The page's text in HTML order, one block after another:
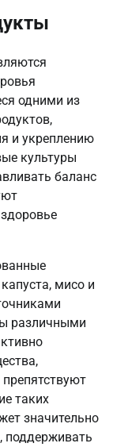
одними из
и укреплению
культуры
баланс
мисо и
различными
таких
значительно
поддерживать